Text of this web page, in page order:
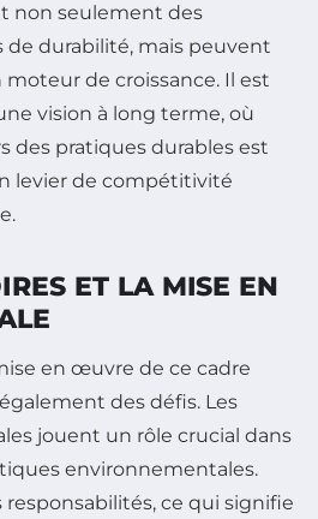
non seulement des
de durabilité, mais peuvent
de croissance. Il est
vision à long terme, où
des pratiques durables est
levier de compétitivité
ET LA MISE EN
en œuvre de ce cadre
des défis. Les
jouent un rôle crucial dans
environnementales.
responsabilités, ce qui signifie